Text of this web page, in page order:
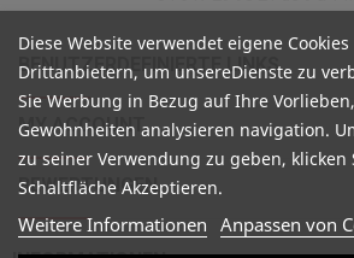
BENUTZERDEFINIERTE LINKS
MY ACCOUNT
BEWERTUNGEN
Diese Website verwendet eigene
Drittanbietern, um unsereDienste zu
Sie Werbung in Bezug auf Ihre
Gewohnheiten analysieren navigation.
zu seiner Verwendung zu geben, klicken
Schaltfläche Akzeptieren.
Weitere Informationen Anpassen von